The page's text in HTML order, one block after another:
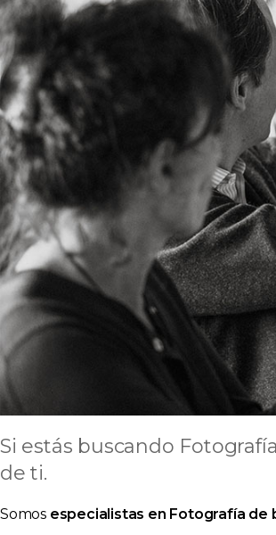
Si estás buscando
de ti.
Somos especialistas en Fotografía de